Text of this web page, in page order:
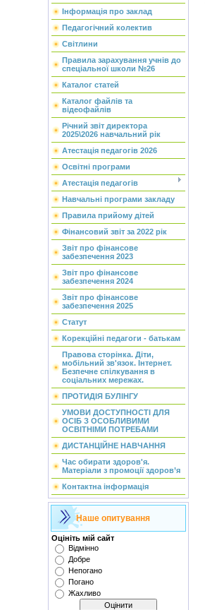
Інформація про заклад
Педагогічний колектив
Світлини
Правила зарахування учнів до
спеціальної школи №26
Каталог статей
Каталог файлів та
відеофайлів
Річний звіт директора
2025\2026 навчальний рік
Атестація педагогів 2026
Освітні програми
Атестація педагогів
Навчальні програми закладу
Правила прийому дітей
Фінансовий звіт за 2022 рік
Звіт про фінансове
забезпечення 2023
Звіт про фінансове
забезпечення 2024
Звіт про фінансове
забезпечення 2025
Статут
Корекційні педагоги - батькам
Правова сторінка. Діти,
мобільний зв'язок. Інтернет.
Безпечне спілкування в
соціальних мережах.
ПРОТИДІЯ БУЛІНГУ
УМОВИ ДОСТУПНОСТІ ДЛЯ
ОСІБ З ОСОБЛИВИМИ
ОСВІТНІМИ ПОТРЕБАМИ
ДИСТАНЦІЙНЕ НАВЧАННЯ
Час обирати здоров'я.
Матеріали з промоції здоров’я
Контактна інформація
Наше опитування
Оцініть мій сайт
Відмінно
Добре
Непогано
Погано
Жахливо